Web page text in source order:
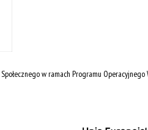
w ramach Programu